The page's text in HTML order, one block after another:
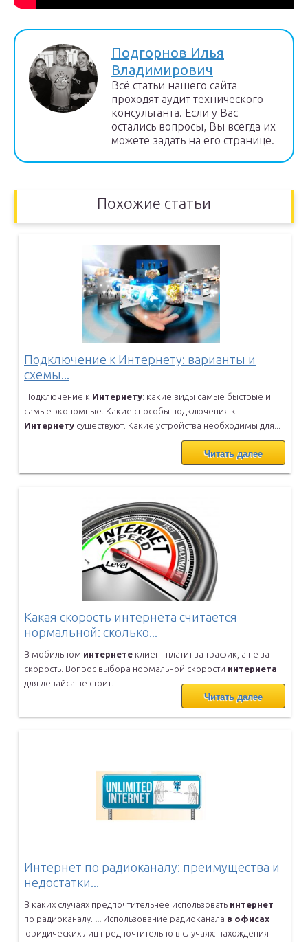
Подгорнов Илья
Владимирович
Всё статьи нашего сайта
проходят аудит технического
консультанта. Если у Вас
остались вопросы, Вы всегда их
можете задать на его странице.
Похожие статьи
Подключение к Интернету: варианты и
схемы...
Подключение к Интернету: какие виды самые быстрые и
самые экономные. Какие способы подключения к
Интернету существуют. Какие устройства необходимы для...
Читать далее
Какая скорость интернета считается
нормальной: сколько...
В мобильном интернете клиент платит за трафик, а не за
скорость. Вопрос выбора нормальной скорости интернета
для девайса не стоит.
Читать далее
Интернет по радиоканалу: преимущества и
недостатки...
В каких случаях предпочтительнее использовать интернет
по радиоканалу. Использование радиоканала в офисах
юридических лиц предпочтительно в случаях: нахождения